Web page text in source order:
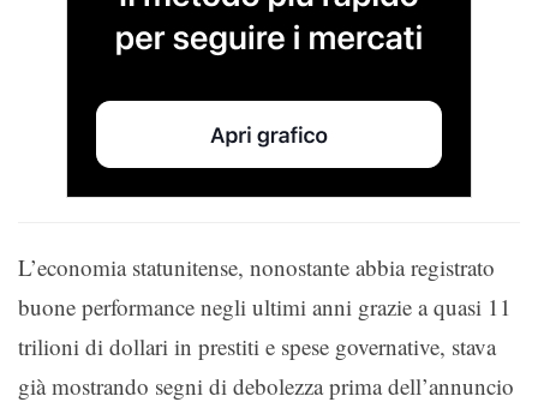
L’economia statunitense, nonostante abbia registrato
buone performance negli ultimi anni grazie a quasi 11
trilioni di dollari in prestiti e spese governative, stava
già mostrando segni di debolezza prima dell’annuncio